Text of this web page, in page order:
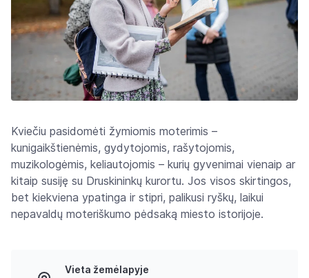
Kviečiu pasidomėti žymiomis moterimis –
kunigaikštienėmis, gydytojomis, rašytojomis,
muzikologėmis, keliautojomis – kurių gyvenimai vienaip ar
kitaip susiję su Druskininkų kurortu. Jos visos skirtingos,
bet kiekviena ypatinga ir stipri, palikusi ryškų, laikui
nepavaldų moteriškumo pėdsaką miesto istorijoje.
Vieta žemėlapyje